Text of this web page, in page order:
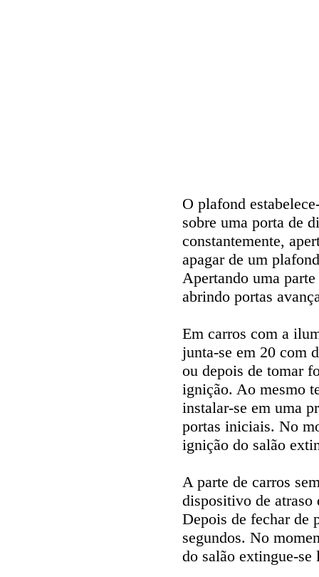
O plafond
sobre uma porta de
constantemente,
apagar de um
Apertando uma
abrindo portas
Em carros com a
junta-se em 20 com
ou depois de tomar
ignição. Ao mesmo
instalar-se em uma
portas iniciais. No
ignição do salão
A parte de carros
dispositivo de atraso
Depois de fechar de
segundos. No
do salão extingue-se